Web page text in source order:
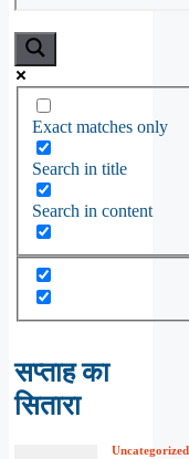
Exact matches only
Search in title
Search in content
सप्ताह का
सितारा
Uncategorized